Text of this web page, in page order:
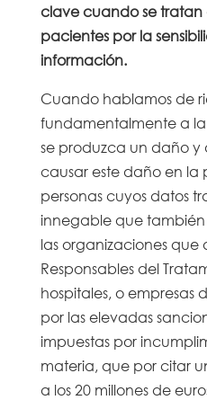
clave cuando se tratan
pacientes por la
información.
Cuando hablamos de
fundamentalmente a
se produzca un daño
causar este daño en la
personas cuyos datos
innegable que también
las organizaciones
Responsables del
hospitales, o empresas
por las elevadas
impuestas por
materia, que por citar
a los 20 millones de